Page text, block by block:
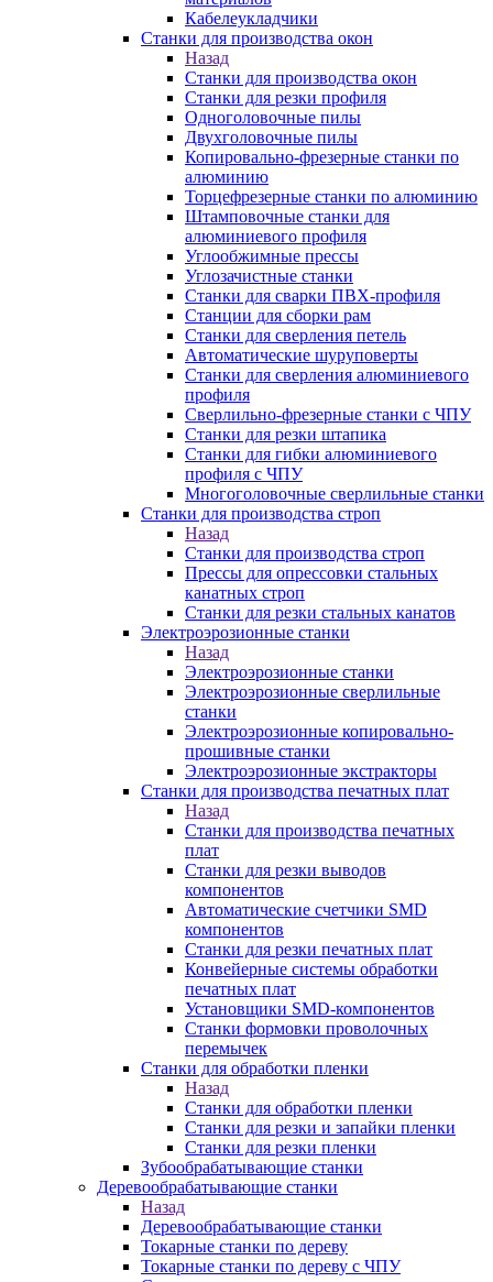
Кабелеукладчики
Станки для производства окон
Назад
Станки для производства окон
Станки для резки профиля
Одноголовочные пилы
Двухголовочные пилы
Копировально-фрезерные станки по
алюминию
Торцефрезерные станки по алюминию
Штамповочные станки для
алюминиевого профиля
Углообжимные прессы
Углозачистные станки
Станки для сварки ПВХ-профиля
Станции для сборки рам
Станки для сверления петель
Автоматические шуруповерты
Станки для сверления алюминиевого
профиля
Сверлильно-фрезерные станки с ЧПУ
Станки для резки штапика
Станки для гибки алюминиевого
профиля с ЧПУ
Многоголовочные сверлильные станки
Станки для производства строп
Назад
Станки для производства строп
Прессы для опрессовки стальных
канатных строп
Станки для резки стальных канатов
Электроэрозионные станки
Назад
Электроэрозионные станки
Электроэрозионные сверлильные
станки
Электроэрозионные копировально-
прошивные станки
Электроэрозионные экстракторы
Станки для производства печатных плат
Назад
Станки для производства печатных
плат
Станки для резки выводов
компонентов
Автоматические счетчики SMD
компонентов
Станки для резки печатных плат
Конвейерные системы обработки
печатных плат
Установщики SMD-компонентов
Станки формовки проволочных
перемычек
Станки для обработки пленки
Назад
Станки для обработки пленки
Станки для резки и запайки пленки
Станки для резки пленки
Зубообрабатывающие станки
Деревообрабатывающие станки
Назад
Деревообрабатывающие станки
Токарные станки по дереву
Токарные станки по дереву с ЧПУ